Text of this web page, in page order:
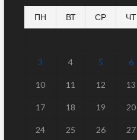
ПН ВТ СР ЧТ
3 4 5 6
10 11 12 13
17 18 19 20
24 25 26 27